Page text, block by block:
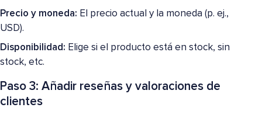
Precio y moneda: El precio actual y la moneda (p. ej.,
USD).
Disponibilidad: Elige si el producto está en stock, sin
stock, etc.
Paso 3: Añadir reseñas y valoraciones de
clientes